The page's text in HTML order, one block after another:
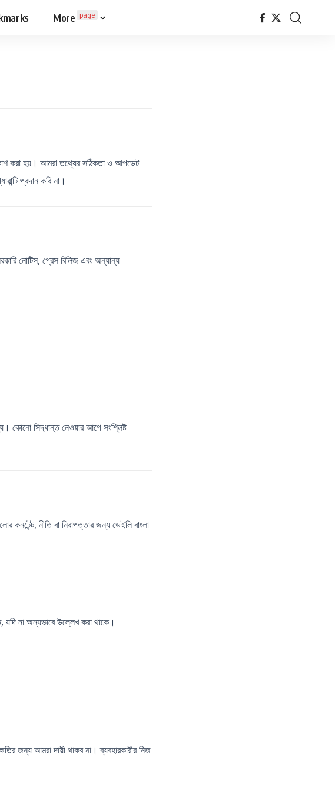
More page
করা হয়। আমরা তথ্যের সঠিকতা ও আপডেট
প্রদান করি না।
নোটিস, প্রেস রিলিজ এবং অন্যান্য
কোনো সিদ্ধান্ত নেওয়ার আগে সংশ্লিষ্ট
কনটেন্ট, নীতি বা নিরাপত্তার জন্য ডেইলি বাংলা
যদি না অন্যভাবে উল্লেখ করা থাকে।
জন্য আমরা দায়ী থাকব না। ব্যবহারকারীর নিজ